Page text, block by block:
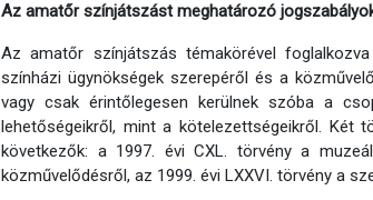
Az amatőr színjátszást meghatározó
Az amatőr színjátszás témakörével
színházi ügynökségek szerepéről és a
vagy csak érintőlegesen kerülnek szóba a
lehetőségeikről, mint a kötelezettségeikről. Két
következők: a 1997. évi CXL. törvény a
közművelődésről, az 1999. évi LXXVI. törvény a